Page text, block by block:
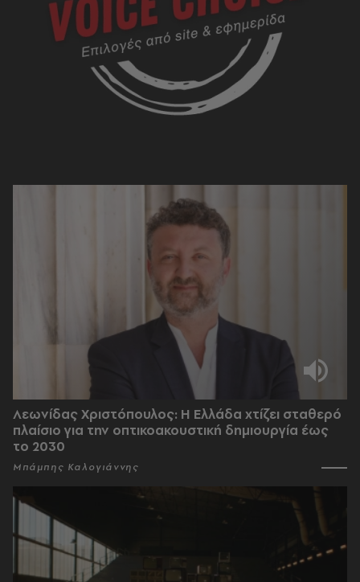
Λεωνίδας Χριστόπουλος: Η Ελλάδα χτίζει σταθερό
πλαίσιο για την οπτικοακουστική δημιουργία έως
το 2030
Μπάμπης Καλογιάννης